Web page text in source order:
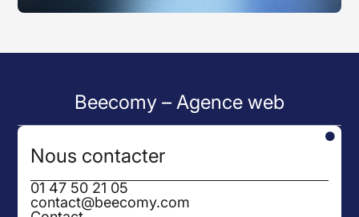
Beecomy – Agence web
Nous contacter
01 47 50 21 05
contact@beecomy.com
